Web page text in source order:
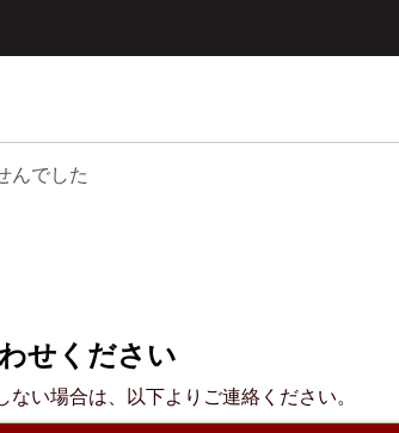
んでした
せください
ない場合は、以下よりご連絡ください。